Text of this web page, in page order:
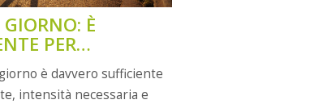
È
PER
è davvero sufficiente
intensità necessaria e